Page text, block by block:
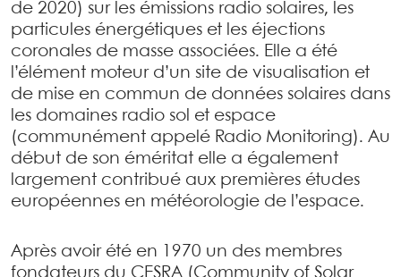
de 2020) sur les émissions radio solaires, les
particules énergétiques et les éjections
coronales de masse associées. Elle a été
l’élément moteur d’un site de visualisation et
de mise en commun de données solaires dans
les domaines radio sol et espace
(communément appelé Radio Monitoring). Au
début de son éméritat elle a également
largement contribué aux premières études
européennes en météorologie de l’espace.
Après avoir été en 1970 un des membres
fondateurs du CESRA (Community of Solar